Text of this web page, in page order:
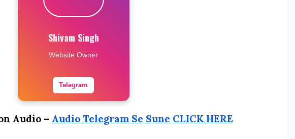
Shivam Singh
Website Owner
Telegram
Audio – Audio Telegram Se Sune CLICK HERE